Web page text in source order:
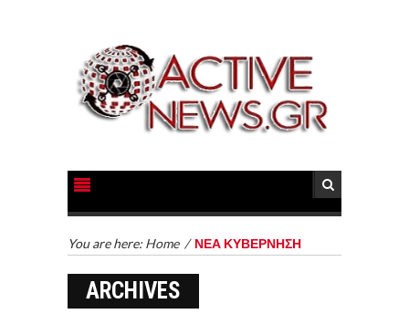
You are here: Home / ΝΕΑ ΚΥΒΕΡΝΗΣΗ
ARCHIVES